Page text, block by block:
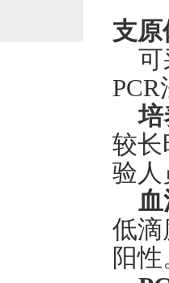
支原
可
培
较长
验人
血
低滴
阳性